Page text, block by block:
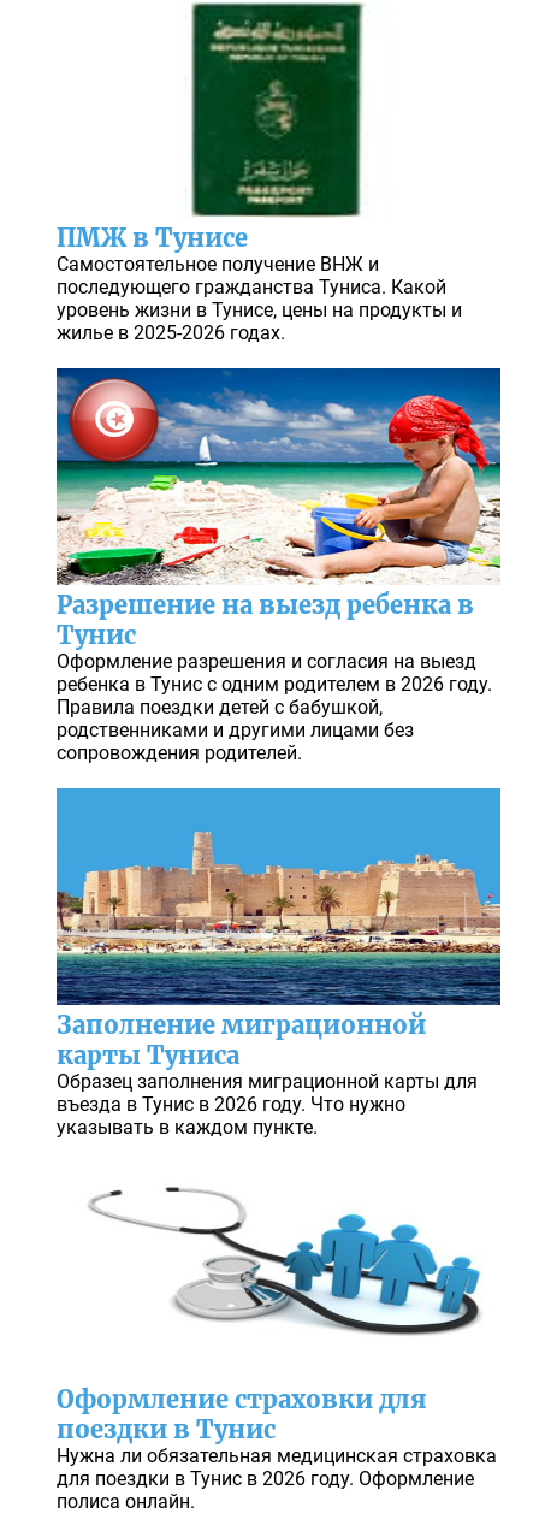
ПМЖ в Тунисе
Самостоятельное получение ВНЖ и
последующего гражданства Туниса. Какой
уровень жизни в Тунисе, цены на продукты и
жилье в 2025-2026 годах.
Разрешение на выезд ребенка в
Тунис
Оформление разрешения и согласия на выезд
ребенка в Тунис с одним родителем в 2026 году.
Правила поездки детей с бабушкой,
родственниками и другими лицами без
сопровождения родителей.
Заполнение миграционной
карты Туниса
Образец заполнения миграционной карты для
въезда в Тунис в 2026 году. Что нужно
указывать в каждом пункте.
Оформление страховки для
поездки в Тунис
Нужна ли обязательная медицинская страховка
для поездки в Тунис в 2026 году. Оформление
полиса онлайн.